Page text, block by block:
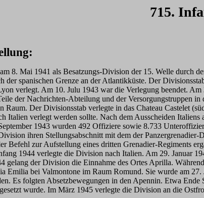
715.
8. Mai 1941 als Besatzungs-Division der 15. Welle durch
der spanischen Grenze an der Atlantikküste. Der
verlegt. Am 10. Julu 1943 war die Verlegung beendet.
der Nachrichten-Abteilung und der Versorgungstruppen
Raum. Der Divisionsstab verlegte in das Chateau Castelet
Italien verlegt werden sollte. Nach dem Ausscheiden
1943 wurden 492 Offiziere sowie 8.733
ihren Stellungsabschnitt mit dem der
Befehl zur Aufstellung eines dritten Grenadier-Regiments
1944 verlegte die Division nach Italien. Am 29. Januar
gelang der Division die Einnahme des Ortes Aprilla.
Emilia bei Valmontone im Raum Romund. Sie wurde am
Es folgten Absetzbewegungen in den Apennin. Etwa
wurde. Im März 1945 verlegte die Division an die